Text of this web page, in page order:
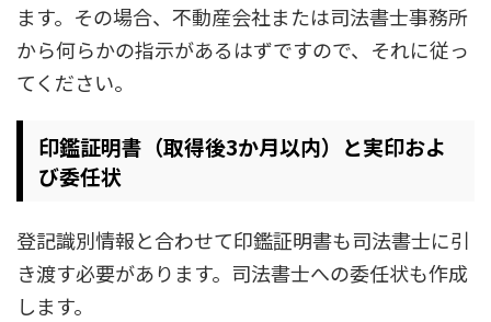
ます。その場合、不動産会社または司法書士事務所
から何らかの指示があるはずですので、それに従っ
てください。
印鑑証明書（取得後3か月以内）と実印およ
び委任状
登記識別情報と合わせて印鑑証明書も司法書士に引
き渡す必要があります。司法書士への委任状も作成
します。